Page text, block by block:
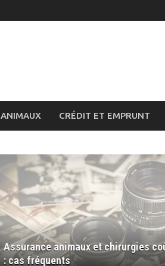
ANIMAUX CRÉDIT ET EMPRUNT
Assurance animaux et chirurgies
: cas fréquents